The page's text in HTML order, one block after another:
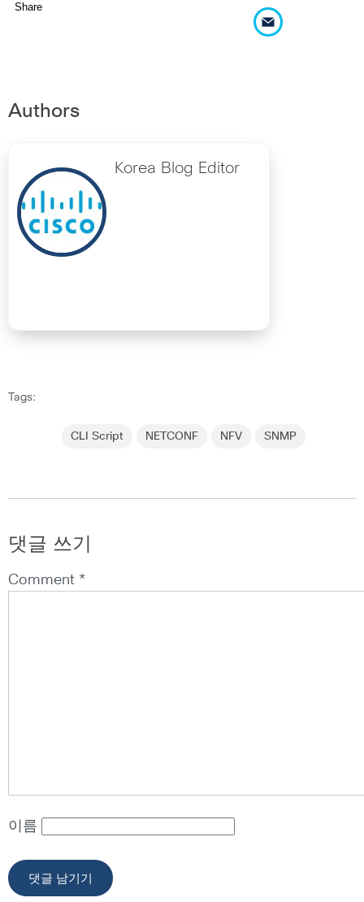
Share
Authors
Korea Blog Editor
Tags:
CLI Script NETCONF NFV SNMP
댓글 쓰기
Comment *
이름